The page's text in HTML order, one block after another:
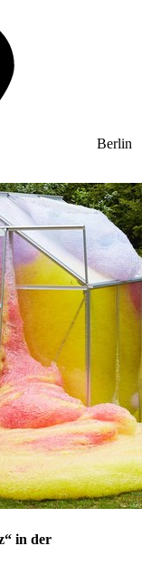
Berlin
in der